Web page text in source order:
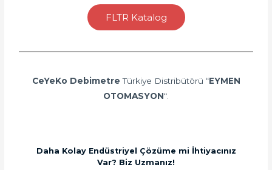
FLTR Katalog
CeYeKo Debimetre Türkiye Distribütörü “EYMEN
OTOMASYON“.
Daha Kolay Endüstriyel Çözüme mi İhtiyacınız
Var? Biz Uzmanız!